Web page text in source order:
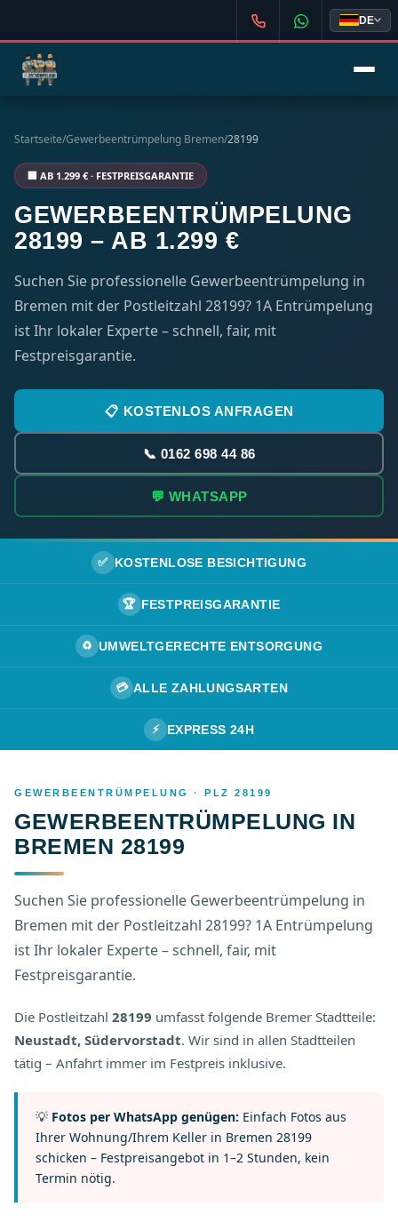
DE
Startseite/Gewerbeentrümpelung Bremen/28199
🏢 AB 1.299 € · FESTPREISGARANTIE
GEWERBEENTRÜMPELUNG
28199 – AB 1.299 €
Suchen Sie professionelle Gewerbeentrümpelung in
Bremen mit der Postleitzahl 28199? 1A Entrümpelung
ist Ihr lokaler Experte – schnell, fair, mit
Festpreisgarantie.
📋 KOSTENLOS ANFRAGEN
📞 0162 698 44 86
💬 WHATSAPP
✅ KOSTENLOSE BESICHTIGUNG
🏆 FESTPREISGARANTIE
♻️ UMWELTGERECHTE ENTSORGUNG
💳 ALLE ZAHLUNGSARTEN
⚡ EXPRESS 24H
GEWERBEENTRÜMPELUNG · PLZ 28199
GEWERBEENTRÜMPELUNG IN
BREMEN 28199
Suchen Sie professionelle Gewerbeentrümpelung in
Bremen mit der Postleitzahl 28199? 1A Entrümpelung
ist Ihr lokaler Experte – schnell, fair, mit
Festpreisgarantie.
Die Postleitzahl 28199 umfasst folgende Bremer Stadtteile:
Neustadt, Südervorstadt. Wir sind in allen Stadtteilen
tätig – Anfahrt immer im Festpreis inklusive.
💡 Fotos per WhatsApp genügen: Einfach Fotos aus
Ihrer Wohnung/Ihrem Keller in Bremen 28199
schicken – Festpreisangebot in 1–2 Stunden, kein
Termin nötig.